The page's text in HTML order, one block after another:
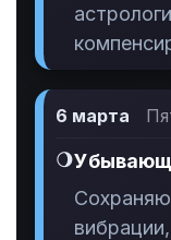
6 марта
🌖